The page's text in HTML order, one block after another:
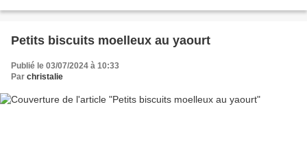
Petits biscuits moelleux au yaourt
Publié le 03/07/2024 à 10:33
Par christalie